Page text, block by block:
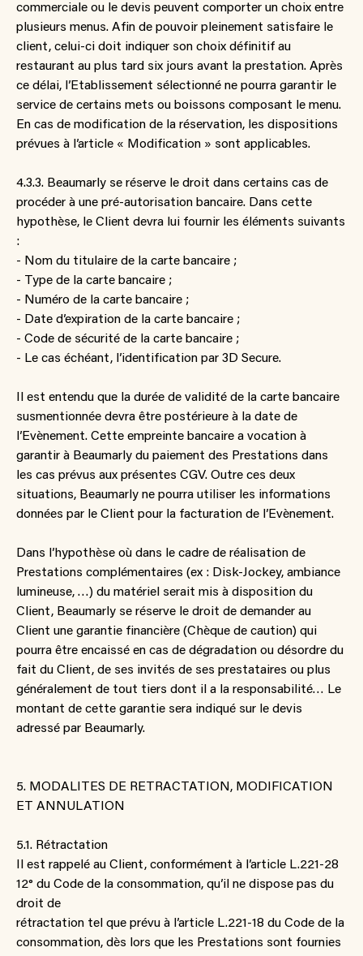
commerciale ou le devis peuvent comporter un choix entre
plusieurs menus. Afin de pouvoir pleinement satisfaire le
client, celui-ci doit indiquer son choix définitif au
restaurant au plus tard six jours avant la prestation. Après
ce délai, l’Etablissement sélectionné ne pourra garantir le
service de certains mets ou boissons composant le menu.
En cas de modification de la réservation, les dispositions
prévues à l’article « Modification » sont applicables.
4.3.3. Beaumarly se réserve le droit dans certains cas de
procéder à une pré-autorisation bancaire. Dans cette
hypothèse, le Client devra lui fournir les éléments suivants
:
- Nom du titulaire de la carte bancaire ;
- Type de la carte bancaire ;
- Numéro de la carte bancaire ;
- Date d’expiration de la carte bancaire ;
- Code de sécurité de la carte bancaire ;
- Le cas échéant, l’identification par 3D Secure.
Il est entendu que la durée de validité de la carte bancaire
susmentionnée devra être postérieure à la date de
l’Evènement. Cette empreinte bancaire a vocation à
garantir à Beaumarly du paiement des Prestations dans
les cas prévus aux présentes CGV. Outre ces deux
situations, Beaumarly ne pourra utiliser les informations
données par le Client pour la facturation de l’Evènement.
Dans l’hypothèse où dans le cadre de réalisation de
Prestations complémentaires (ex : Disk-Jockey, ambiance
lumineuse, …) du matériel serait mis à disposition du
Client, Beaumarly se réserve le droit de demander au
Client une garantie financière (Chèque de caution) qui
pourra être encaissé en cas de dégradation ou désordre du
fait du Client, de ses invités de ses prestataires ou plus
généralement de tout tiers dont il a la responsabilité… Le
montant de cette garantie sera indiqué sur le devis
adressé par Beaumarly.
5. MODALITES DE RETRACTATION, MODIFICATION
ET ANNULATION
5.1. Rétractation
Il est rappelé au Client, conformément à l’article L.221-28
12° du Code de la consommation, qu’il ne dispose pas du
droit de
rétractation tel que prévu à l’article L.221-18 du Code de la
consommation, dès lors que les Prestations sont fournies